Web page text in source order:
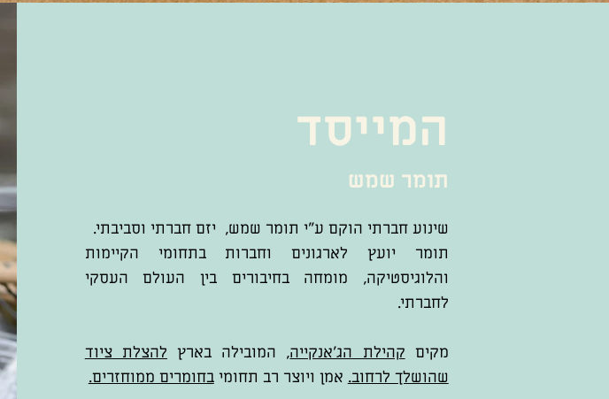
המייסד
תומר שמש
שינוע חברתי הוקם ע"י תומר שמש, יזם חברתי וסביבתי.
תומר יועץ לארגונים וחברות בתחומי הקיימות
והלוגיסטיקה, מומחה בחיבורים בין העולם העסקי
לחברתי.
מקים קהילת הג'אנקייה, המובילה בארץ להצלת ציוד
שהושלך לרחוב. אמן ויוצר רב תחומיבחומרים ממוחזרים.